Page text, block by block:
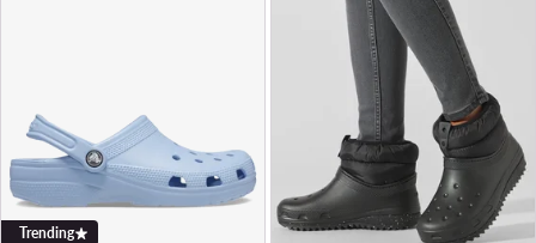
Trending